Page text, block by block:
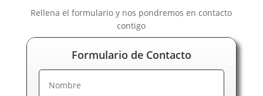
Rellena el formulario y nos pondremos en contacto
contigo
Formulario de Contacto